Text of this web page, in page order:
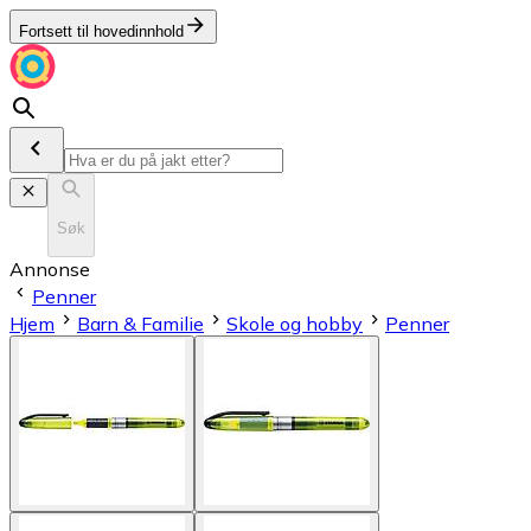
Fortsett til hovedinnhold
Søk
Annonse
Penner
Hjem
Barn & Familie Skole og hobby Penner